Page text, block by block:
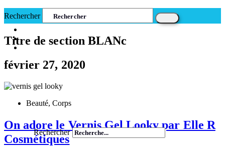
Rechercher
Rechercher
Titre de section BLANc
février 27, 2020
Beauté,Corps
On adore le Vernis Gel Looky par Elle R
Cosmétiques